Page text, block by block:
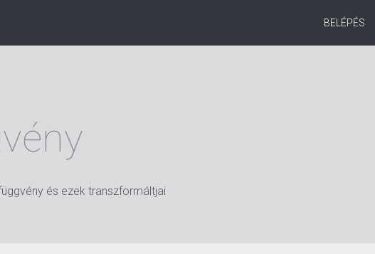
BELÉPÉS
és ezek transzformáltjai